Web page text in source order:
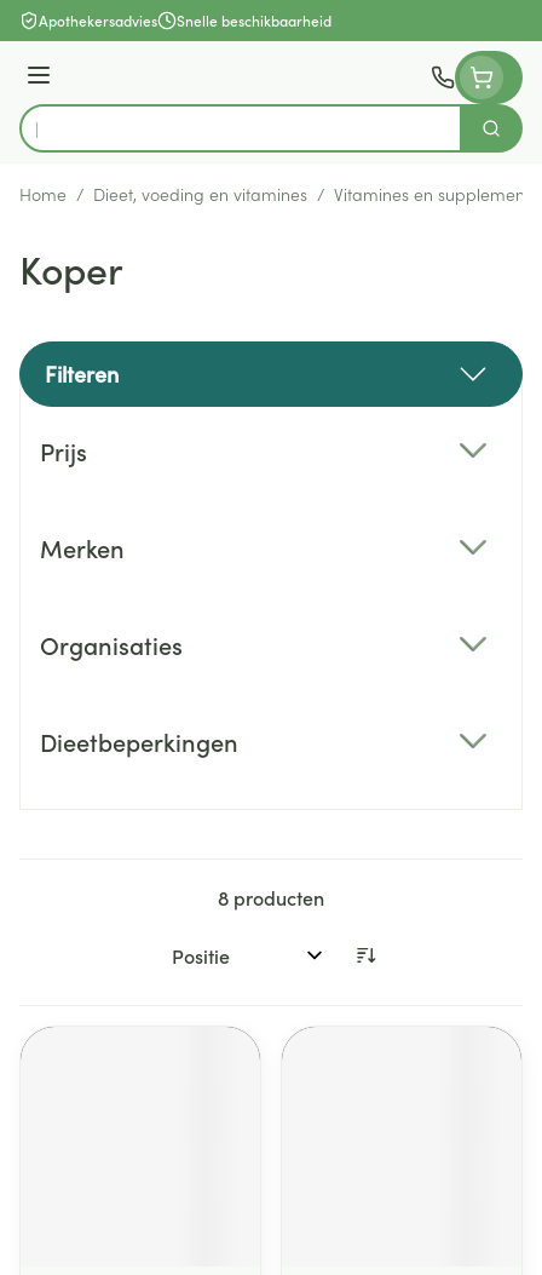
Ga naar de inhoud
Apothekersadvies Snelle beschikbaarheid
Menu
Product, merk, categorie...
Zoek
Home / Dieet, voeding en vitamines / Vitamines en
Koper
Filteren
Prijs
Merken
Organisaties
Dieetbeperkingen
8 producten
Sorteer op: